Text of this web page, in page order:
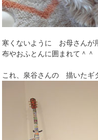
寒くないように お母さんが
布やおふとんに囲まれて＾＾
これ、泉谷さんの 描いたギ